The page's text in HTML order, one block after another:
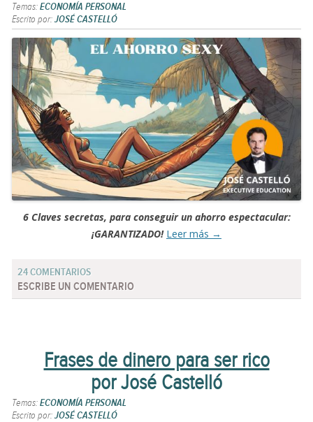
Temas:ECONOMÍA PERSONAL
Escrito por:JOSÉ CASTELLÓ
6 Claves secretas, para conseguir un ahorro espectacular:
¡GARANTIZADO! Leer más →
24 COMENTARIOS
ESCRIBE UN COMENTARIO
Frases de dinero para ser rico
por José Castelló
Temas:ECONOMÍA PERSONAL
Escrito por:JOSÉ CASTELLÓ